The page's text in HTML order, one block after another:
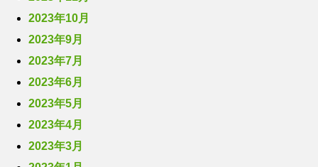
2023年10月
2023年9月
2023年7月
2023年6月
2023年5月
2023年4月
2023年3月